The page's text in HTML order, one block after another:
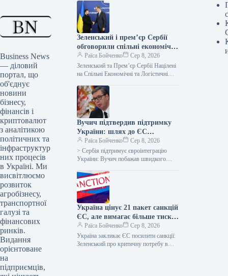
Business News
— діловий
портал, що
об'єднує
новини
бізнесу,
фінансів і
криптовалют
з аналітикою
політичних та
інфраструктур
них процесів
в Україні. Ми
висвітлюємо
розвиток
агробізнесу,
транспортної
галузі та
фінансових
ринків.
Видання
орієнтоване
на
підприємців,
Зеленський і прем’єр Сербії
обговорили спільні економічні
та логістичні проєкти
Раїса Бойченко
Сер 8, 2026
Зеленський та Прем’єр Сербії Націлені
на Спільні Економічні та Логістичні
України Глава української держави
Володимир Зеленський…
Вучич підтвердив підтримку
України: шлях до ЄС
відкритий
Раїса Бойченко
Сер 8, 2026
> Сербія підтримує євроінтеграцію
України: Вучич побажав швидкого
кластерів Президент Сербії Александр
Вучич висловив повну підтримку
Україна цінує 21 пакет санкцій
ЄС, але вимагає більше тиску
на РФ
Раїса Бойченко
Сер 8, 2026
Україна закликає ЄС посилити санкції:
Зеленський про критичну потребу в